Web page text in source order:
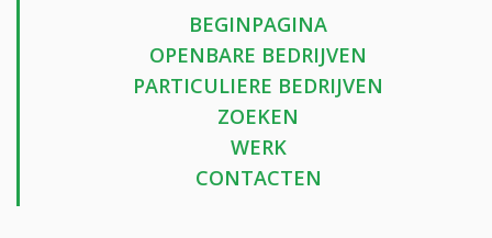
BEGINPAGINA
OPENBARE BEDRIJVEN
PARTICULIERE BEDRIJVEN
ZOEKEN
WERK
CONTACTEN